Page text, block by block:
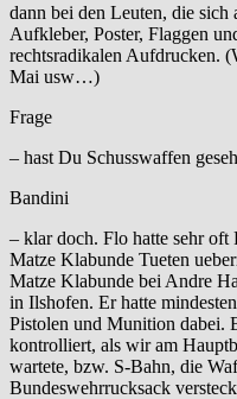
dann bei den Leuten, die sich
Aufkleber, Poster, Flaggen
rechtsradikalen Aufdrucken.
Mai usw…)
Frage
– hast Du Schusswaffen
Bandini
– klar doch. Flo hatte sehr oft
Matze Klabunde Tueten
Matze Klabunde bei Andre
in Ilshofen. Er hatte
Pistolen und Munition dabei.
kontrolliert, als wir am
wartete, bzw. S-Bahn, die
Bundeswehrrucksack